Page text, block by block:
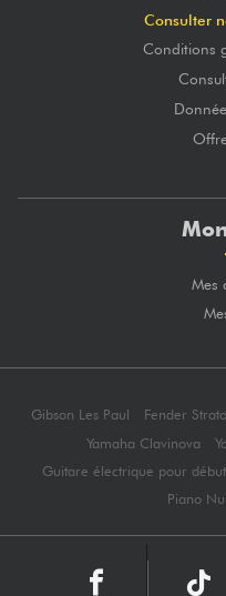
Consulter
Conditions
Mes
Gibson Les Paul Fender
Yamaha Clavinova
Guitare électrique pour
Piano